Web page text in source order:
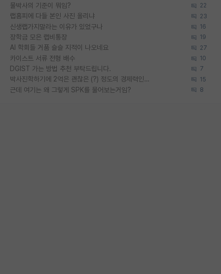
물박사의 기준이 뭐임? 22
랩홈피에 다들 본인 사진 올리냐 23
신생랩가지말라는 이유가 있었구나 16
장학금 모은 랩비통장 19
AI 학회들 거품 슬슬 지적이 나오네요 27
카이스트 서류 전형 배수 10
DGIST 가는 방법 추천 부탁드립니다. 7
박사진학하기에 2억은 괜찮은 (?) 정도의 경제력인가요 15
근데 여기는 왜 그렇게 SPK를 물어보는거임? 8